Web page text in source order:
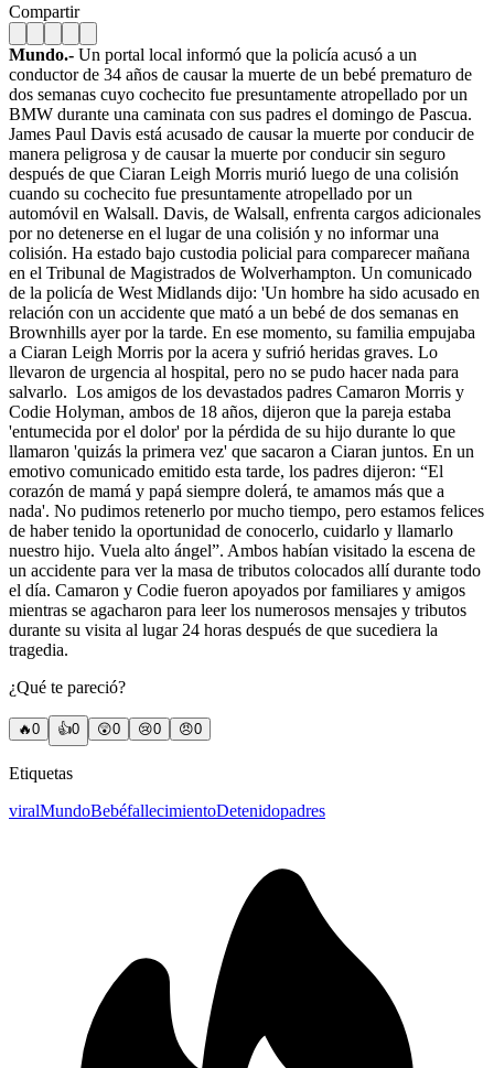
Compartir
Mundo.- Un portal local informó que la policía acusó a un
conductor de 34 años de causar la muerte de un bebé prematuro de
dos semanas cuyo cochecito fue presuntamente atropellado por un
BMW durante una caminata con sus padres el domingo de Pascua.
James Paul Davis está acusado de causar la muerte por conducir de
manera peligrosa y de causar la muerte por conducir sin seguro
después de que Ciaran Leigh Morris murió luego de una colisión
cuando su cochecito fue presuntamente atropellado por un
automóvil en Walsall. Davis, de Walsall, enfrenta cargos adicionales
por no detenerse en el lugar de una colisión y no informar una
colisión. Ha estado bajo custodia policial para comparecer mañana
en el Tribunal de Magistrados de Wolverhampton. Un comunicado
de la policía de West Midlands dijo: 'Un hombre ha sido acusado en
relación con un accidente que mató a un bebé de dos semanas en
Brownhills ayer por la tarde. En ese momento, su familia empujaba
a Ciaran Leigh Morris por la acera y sufrió heridas graves. Lo
llevaron de urgencia al hospital, pero no se pudo hacer nada para
salvarlo. Los amigos de los devastados padres Camaron Morris y
Codie Holyman, ambos de 18 años, dijeron que la pareja estaba
'entumecida por el dolor' por la pérdida de su hijo durante lo que
llamaron 'quizás la primera vez' que sacaron a Ciaran juntos. En un
emotivo comunicado emitido esta tarde, los padres dijeron: “El
corazón de mamá y papá siempre dolerá, te amamos más que a
nada'. No pudimos retenerlo por mucho tiempo, pero estamos felices
de haber tenido la oportunidad de conocerlo, cuidarlo y llamarlo
nuestro hijo. Vuela alto ángel”. Ambos habían visitado la escena de
un accidente para ver la masa de tributos colocados allí durante todo
el día. Camaron y Codie fueron apoyados por familiares y amigos
mientras se agacharon para leer los numerosos mensajes y tributos
durante su visita al lugar 24 horas después de que sucediera la
tragedia.
¿Qué te pareció?
🔥0 👍0 😲0 😢0 😠0
Etiquetas
viralMundoBebéfallecimientoDetenidopadres